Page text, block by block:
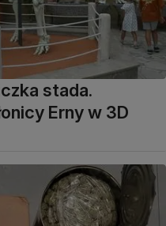
stada.
Erny w 3D